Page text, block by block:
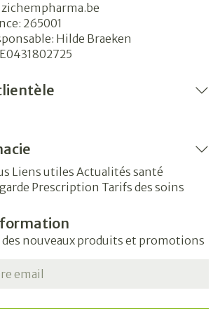
zichempharma.be
265001
Hilde Braeken
Liens utiles Actualités santé
Prescription Tarifs des soins
nouveaux produits et promotions